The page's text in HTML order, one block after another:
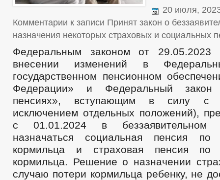
20 июля,
Комментарии к записи Принят закон о
назначения некоторых страховых и социальных
Федеральным законом от
внесении изменений в
государственном пенсионном
Федерации» и Федеральный
пенсиях», вступающим в силу с
исключением отдельных положений),
с 01.01.2024 в беззаявительном
назначаться социальная пенсия
кормильца и страховая пенсия по
кормильца. Решение о назначении
случаю потери кормильца ребенку, не